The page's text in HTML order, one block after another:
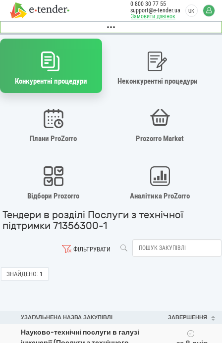
Замовити дзвінок
0 800 30 77 55
support@e-tender.ua
UK
Конкурентні процедури Неконкурентні процедури
Плани ProZorro Prozorro Market
Відбори Prozorro Аналітика ProZorro
Тендери в розділі Послуги з технічної
підтримки 71356300-1
ФІЛЬТРУВАТИ
ЗНАЙДЕНО: 1
УЗАГАЛЬНЕНА НАЗВА ЗАКУПІВЛІ ЗАВЕРШЕННЯ
Науково-технічні послуги в галузі